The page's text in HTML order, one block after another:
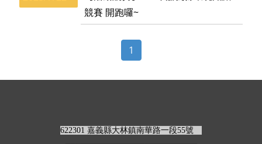
競賽 開跑囉~
1
622301 嘉義縣大林鎮南華路一段55號